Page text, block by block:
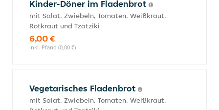
Kinder-Döner im Fladenbrot
mit Salat, Zwiebeln, Tomaten, Weißkraut,
Rotkraut und Tzatziki
6,00 €
inkl. Pfand (0,00 €)
Vegetarisches Fladenbrot
mit Salat, Zwiebeln, Tomaten, Weißkraut,